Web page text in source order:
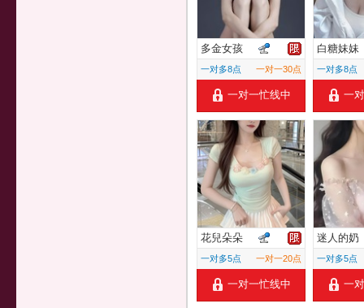
多金女孩
一对多8点 一对一30点
一对一忙线中
白糖妹妹
一对多8点
一
花兒朵朵
一对多5点 一对一20点
一对一忙线中
迷人的奶
一对多5点
一